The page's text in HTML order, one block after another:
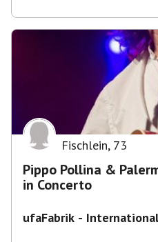
Fischlein, 73
Pippo Pollina &
in Concerto
ufaFabrik -